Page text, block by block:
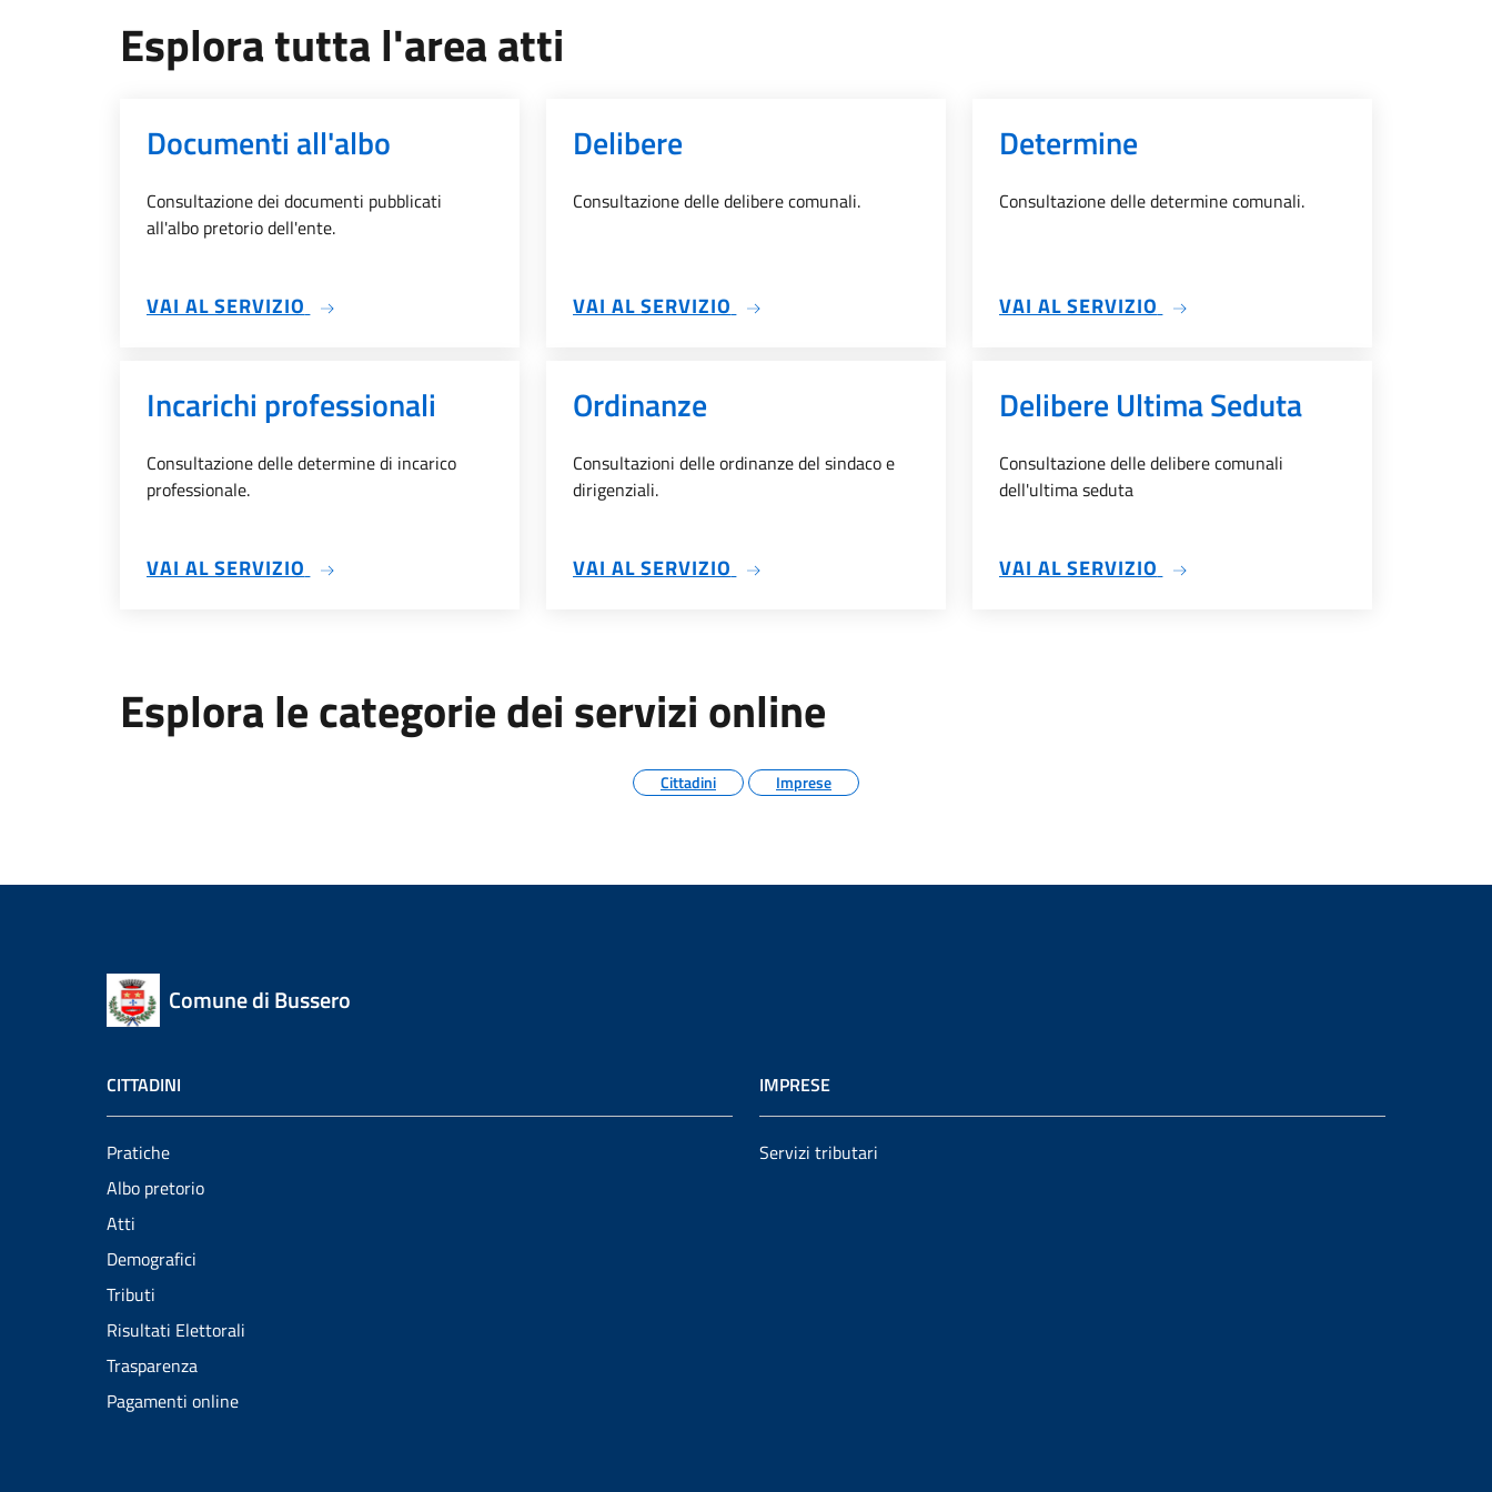
Esplora tutta l'area atti
Documenti all'albo
Consultazione dei documenti pubblicati
all'albo pretorio dell'ente.
VAI AL SERVIZIO SU DOCUMENTI ALL'ALBO
Delibere
Consultazione delle delibere comunali.
VAI AL SERVIZIO SU DELIBERE
Determine
Consultazione delle determine comunali.
VAI AL SERVIZIO SU DETERMINE
Incarichi professionali
Consultazione delle determine di incarico
professionale.
VAI AL SERVIZIO SU INCARICHI PROFESSIONALI
Ordinanze
Consultazioni delle ordinanze del sindaco e
dirigenziali.
VAI AL SERVIZIO SU ORDINANZE
Delibere Ultima Seduta
Consultazione delle delibere comunali
dell'ultima seduta
VAI AL SERVIZIO SU DELIBERE ULTIMA SEDUTA
Esplora le categorie dei servizi online
Cittadini Imprese
Comune di Bussero
CITTADINI
Pratiche
Albo pretorio
Atti
Demografici
Tributi
Risultati Elettorali
Trasparenza
Pagamenti online
IMPRESE
Servizi tributari